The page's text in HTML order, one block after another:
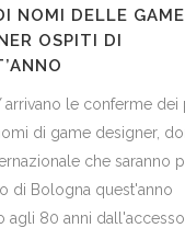
NOMI DELLE GAME
OSPITI DI
arrivano le conferme dei
di game designer,
che saranno
di Bologna quest'anno
agli 80 anni